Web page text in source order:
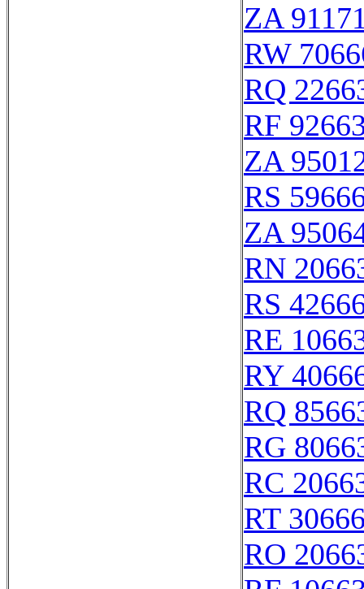
ZA
RW
RQ
RF
ZA
RS
ZA
RN
RS
RE
RY
RQ
RG
RC
RT
RO